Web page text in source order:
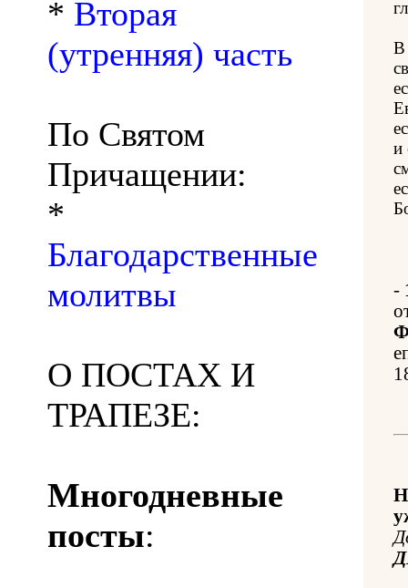
* Вторая
(утренняя) часть
По Святом
Причащении:
*
Благодарственные
молитвы
О ПОСТАХ И
ТРАПЕЗЕ:
Многодневные
посты:
В
и
-